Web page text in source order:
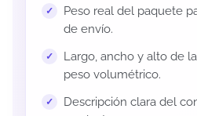
Peso real del paquete
de envío.
Largo, ancho y alto de
peso volumétrico.
Descripción clara del